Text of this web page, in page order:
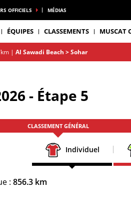
OFFICIELS MÉDIAS
ÉQUIPES CLASSEMENTS MUSCAT
| Al Sawadi Beach > Sohar
- Étape 5
CLASSEMENT GÉNÉRAL
Individuel
: 856.3 km